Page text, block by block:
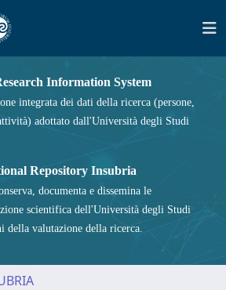
Information System
integrata dei dati della ricerca (persone,
adottato dall'Università degli Studi
Repository Insubria
documenta e dissemina le
scientifica dell'Università degli Studi
della valutazione della ricerca.